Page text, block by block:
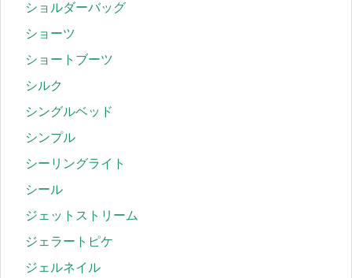
ショルダーバッグ
ショーツ
ショートブーツ
シルク
シングルベッド
シンプル
シーリングライト
シール
ジェットストリーム
ジェラートピケ
ジェルネイル